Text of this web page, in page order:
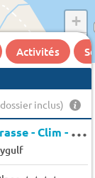
+
−
Activités
inclus)
M
obil home - Terrasse - Clim - TV 5 pers.